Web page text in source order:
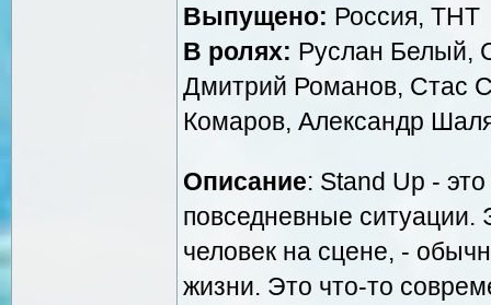
Выпущено: Россия, ТНТ
В ролях: Руслан Белый,
Дмитрий Романов, Стас
Комаров, Александр
Описание: Stand Up -
повседневные ситуации.
человек на сцене, -
жизни. Это что-то